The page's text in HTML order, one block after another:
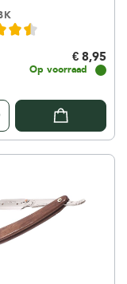
€ 8,95
Op voorraad